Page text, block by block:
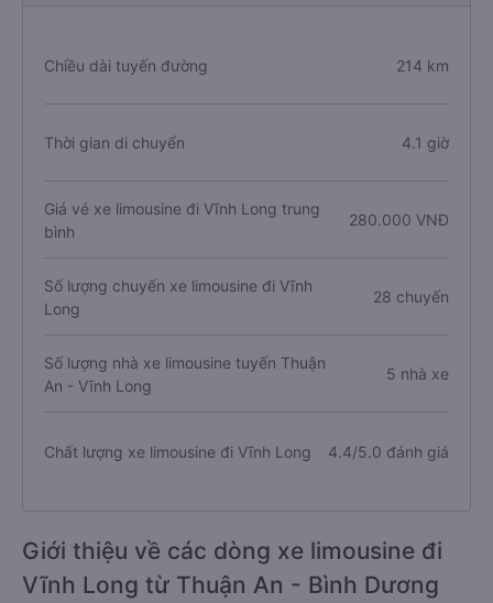
Chiều dài tuyến đường 214 km
Thời gian di chuyển 4.1 giờ
Giá vé xe limousine đi Vĩnh Long trung
bình
280.000 VNĐ
Số lượng chuyến xe limousine đi Vĩnh
Long
28 chuyến
Số lượng nhà xe limousine tuyến Thuận
An - Vĩnh Long
5 nhà xe
Chất lượng xe limousine đi Vĩnh Long 4.4/5.0 đánh giá
Giới thiệu về các dòng xe limousine đi
Vĩnh Long từ Thuận An - Bình Dương